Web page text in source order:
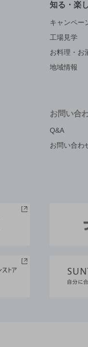
知る・楽
キャンペー
工場見学
お料理・お
地域情報
お問い合
Q&A
お問い合わ